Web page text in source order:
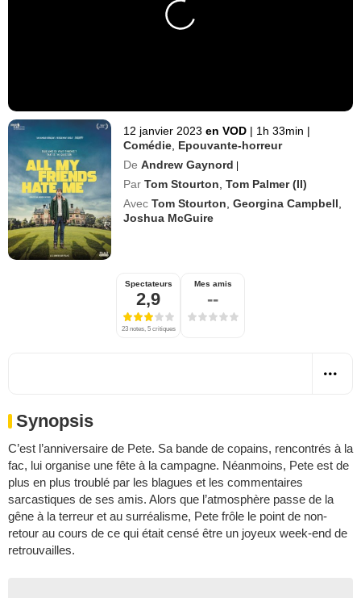
12 janvier 2023 en VOD | 1h 33min |
Comédie Epouvante-horreur
De Andrew Gaynord |
Par Tom Stourton ,Tom Palmer (II)
Avec Tom Stourton ,Georgina Campbell
Joshua McGuire
Spectateurs
2,9
23 notes, 5 critiques
Mes amis
--
Synopsis
C’est l’anniversaire de Pete. Sa bande de copains, rencontrés à la
fac, lui organise une fête à la campagne. Néanmoins, Pete est de
plus en plus troublé par les blagues et les commentaires
sarcastiques de ses amis. Alors que l’atmosphère passe de la
gêne à la terreur et au surréalisme, Pete frôle le point de non-
retour au cours de ce qui était censé être un joyeux week-end de
retrouvailles.